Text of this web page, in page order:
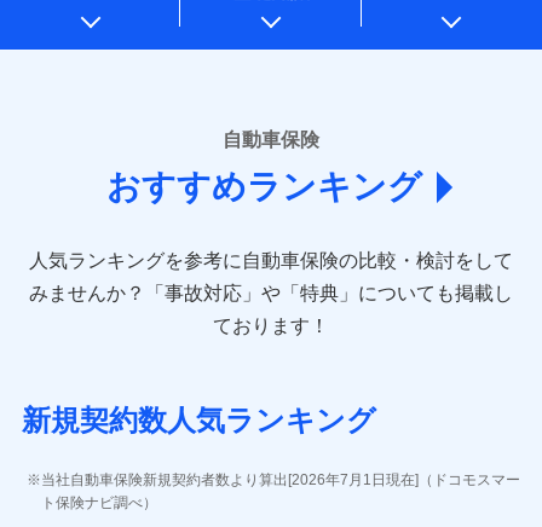
* 当社が委託を受けている保険会社の情報は、保険会社のホ
ームページに掲載しておりますので、ご確認ください。
あいおいニッセイ同和損害保険株式会社
(https://www.aioinissaydowa.co.jp/)
アクサ損害保険株式会社 (https://www.axa-
direct.co.jp/)
sompo.co.jp/)
東京海上ダイレクト損害保険株式会社 (https://www.e-
AIG損害保険株式会社 (https://www.aig.co.jp/sonpo)
ジェイアイ傷害火災保険株式会社
ソニー損害保険株式会社
(https://www.sonysonpo.co.jp/)
自動車保険
おすすめランキング
人気ランキングを参考に自動車保険の比較・検討をして
みませんか？
「事故対応」や「特典」についても掲載し
ております！
新規契約数人気ランキング
当社自動車保険新規契約者数より算出[2026年7月1日現在]（ドコモスマー
ト保険ナビ調べ）